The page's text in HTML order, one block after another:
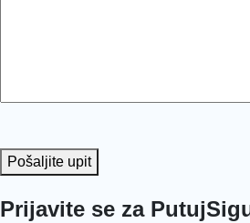
Pošaljite upit
Prijavite se za